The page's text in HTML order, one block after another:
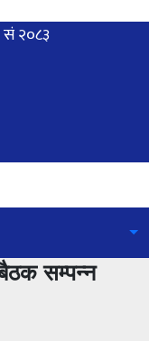
सम्पन्न